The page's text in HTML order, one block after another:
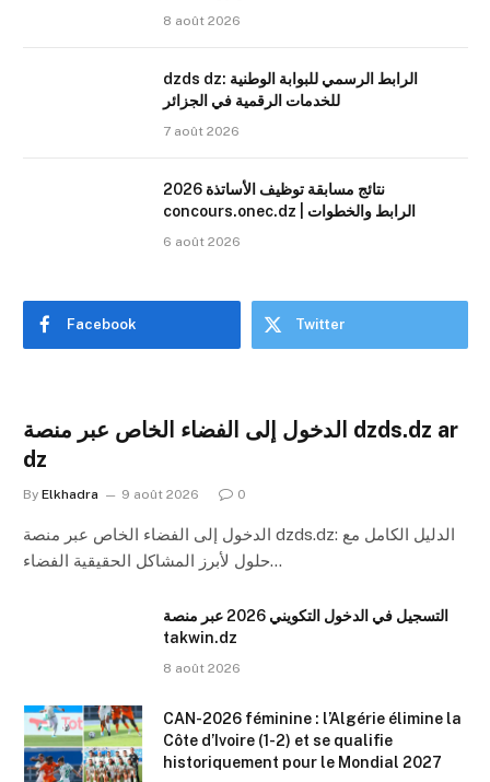
8 août 2026
dzds dz: الرابط الرسمي للبوابة الوطنية
للخدمات الرقمية في الجزائر
7 août 2026
نتائج مسابقة توظيف الأساتذة 2026
concours.onec.dz | الرابط والخطوات
6 août 2026
Facebook Twitter
الدخول إلى الفضاء الخاص عبر منصة dzds.dz ar
dz
By Elkhadra 9 août 2026 0
الدخول إلى الفضاء الخاص عبر منصة dzds.dz: الدليل الكامل مع
حلول لأبرز المشاكل الحقيقية الفضاء…
التسجيل في الدخول التكويني 2026 عبر منصة
takwin.dz
8 août 2026
CAN-2026 féminine : l’Algérie élimine la
Côte d’Ivoire (1-2) et se qualifie
historiquement pour le Mondial 2027